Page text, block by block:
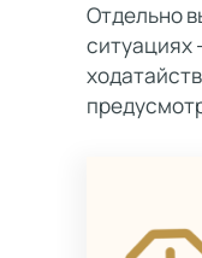
Отдельно
ситуациях